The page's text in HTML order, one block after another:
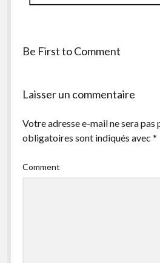
form
Be First to Comment
Laisser un commentaire
Votre adresse e-mail ne sera pas
obligatoires sont indiqués avec *
Comment